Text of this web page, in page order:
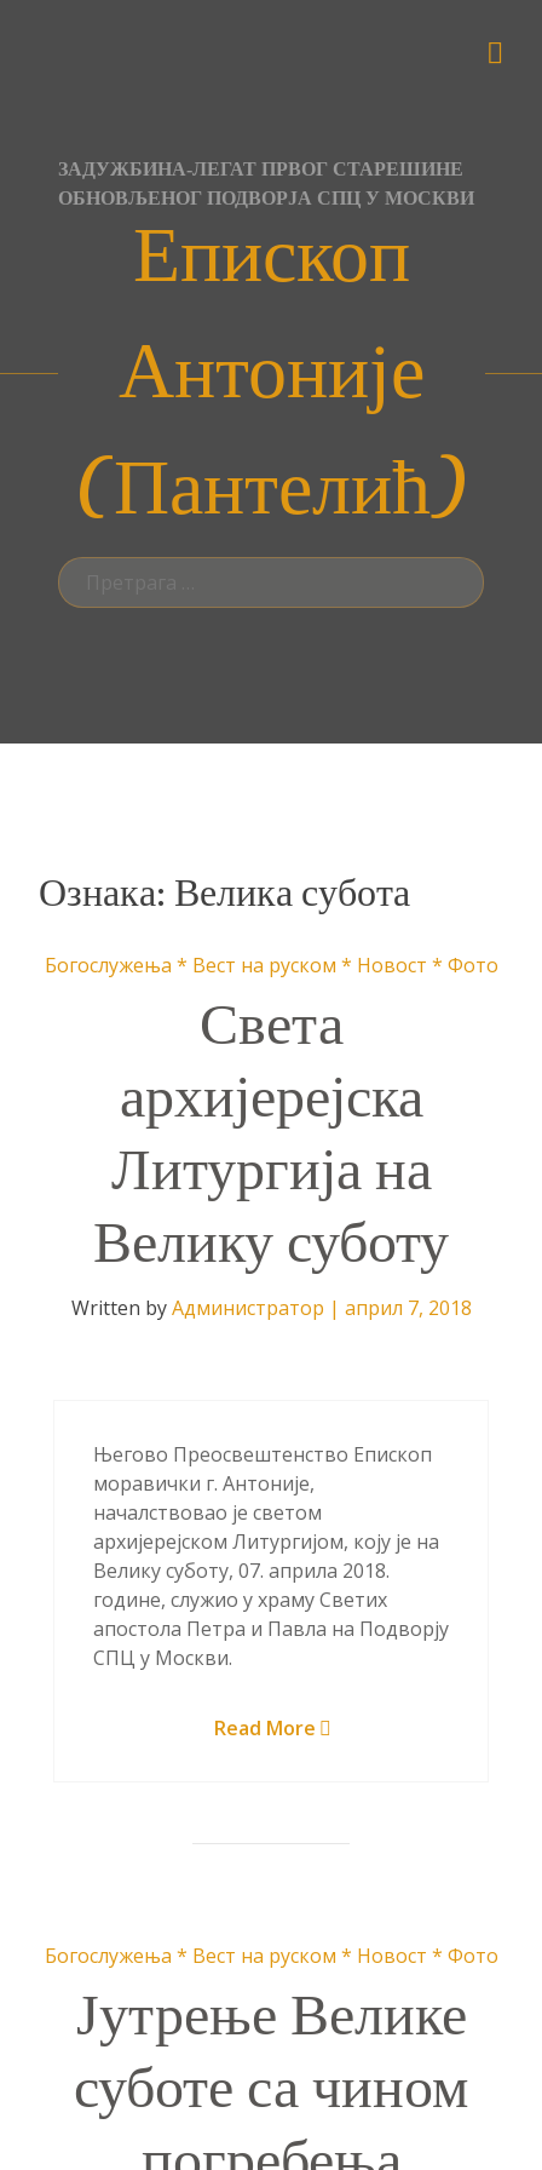
ЗАДУЖБИНА-ЛЕГАТ ПРВОГ СТАРЕШИНЕ
ОБНОВЉЕНОГ ПОДВОРЈА СПЦ У МОСКВИ
Епископ
Антоније
(Пантелић)
Претрага
за:
Ознака: Велика субота
Богослужења * Вест на руском * Новост * Фото
Света
архијерејска
Литургија на
Велику суботу
Written byАдминистратор | април 7, 2018
Његово Преосвештенство Епископ
моравички г. Антоније,
началствовао је светом
архијерејском Литургијом, коју је на
Велику суботу, 07. априла 2018.
године, служио у храму Светих
апостола Петра и Павла на Подворју
СПЦ у Москви.
Read More
Богослужења * Вест на руском * Новост * Фото
Јутрење Велике
суботе са чином